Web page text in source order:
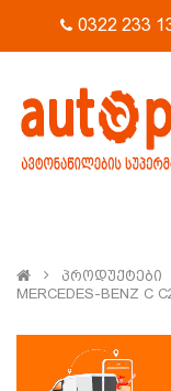
0322 233
Პროდუქტები
MERCEDES-BENZ C